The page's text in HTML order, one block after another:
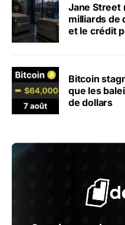
Jane Street
milliards de
et le crédit
Bitcoin
que les
de dollars